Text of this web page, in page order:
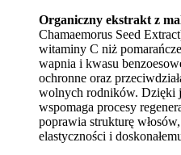
Organiczny ekstrakt z
Chamaemorus Seed
witaminy C niż
wapnia i kwasu
ochronne oraz
wolnych rodników. Dzięki
wspomaga procesy
poprawia strukturę
elastyczności i